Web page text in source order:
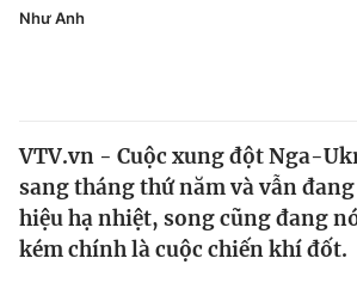
Pháp luật
Thế giới
Tin tức
Thế giới đó đây
Kinh tế
Như Anh
VTV.vn - Cuộc xung đột Nga-
sang tháng thứ năm và vẫn
hiệu hạ nhiệt, song cũng đang
kém chính là cuộc chiến khí đốt.